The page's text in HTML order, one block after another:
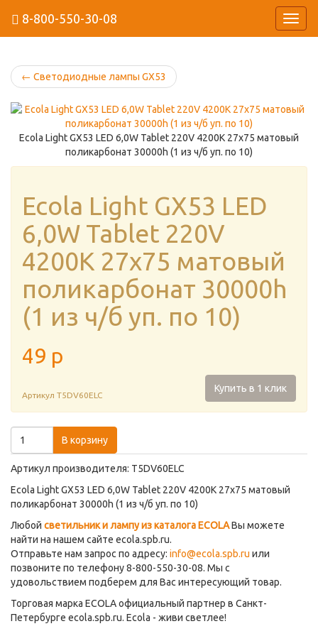
8-800-550-30-08
← Светодиодные лампы GX53
Ecola Light GX53 LED 6,0W Tablet 220V 4200K 27x75 матовый
поликарбонат 30000h (1 из ч/б уп. по 10)
Ecola Light GX53 LED
6,0W Tablet 220V
4200K 27x75 матовый
поликарбонат 30000h
(1 из ч/б уп. по 10)
49 p
Купить в 1 клик
Артикул T5DV60ELC
В корзину
Артикул производителя: T5DV60ELC
Ecola Light GX53 LED 6,0W Tablet 220V 4200K 27x75 матовый
поликарбонат 30000h (1 из ч/б уп. по 10)
Любой светильник и лампу из каталога ECOLAВы можете
найти на нашем сайте ecola.spb.ru.
Отправьте нам запрос по адресу: info@ecola.spb.ru или
позвоните по телефону 8-800-550-30-08. Мы с
удовольствием подберем для Вас интересующий товар.
Торговая марка ECOLA официальный партнер в Санкт-
Петербурге ecola.spb.ru. Ecola - живи светлее!